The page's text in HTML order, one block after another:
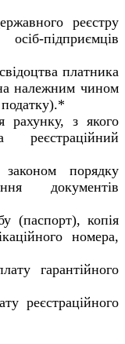
реєстру
підприємців
платника
належним чином
рахунку, з якого
реєстраційний
порядку
документів
(паспорт), копія
номера,
гарантійного
реєстраційного